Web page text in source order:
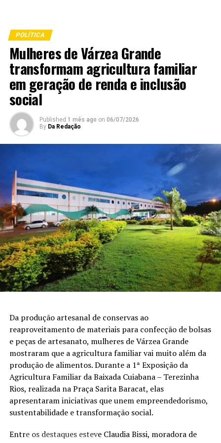
POLÍTICA
Mulheres de Várzea Grande
transformam agricultura familiar
em geração de renda e inclusão
social
Published 1 mês ago on 06/07/2026
By Da Redação
Da produção artesanal de conservas ao
reaproveitamento de materiais para confecção de bolsas
e peças de artesanato, mulheres de Várzea Grande
mostraram que a agricultura familiar vai muito além da
produção de alimentos. Durante a 1ª Exposição da
Agricultura Familiar da Baixada Cuiabana – Terezinha
Rios, realizada na Praça Sarita Baracat, elas
apresentaram iniciativas que unem empreendedorismo,
sustentabilidade e transformação social.
Entre os destaques esteve Claudia Bissi, moradora de